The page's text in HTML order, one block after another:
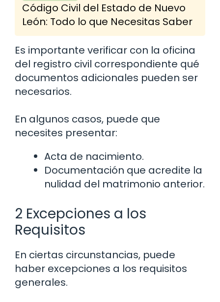
Código Civil del Estado de Nuevo
León: Todo lo que Necesitas Saber
Es importante verificar con la oficina
del registro civil correspondiente qué
documentos adicionales pueden ser
necesarios.
En algunos casos, puede que
necesites presentar:
Acta de nacimiento.
Documentación que acredite la
nulidad del matrimonio anterior.
2 Excepciones a los
Requisitos
En ciertas circunstancias, puede
haber excepciones a los requisitos
generales.